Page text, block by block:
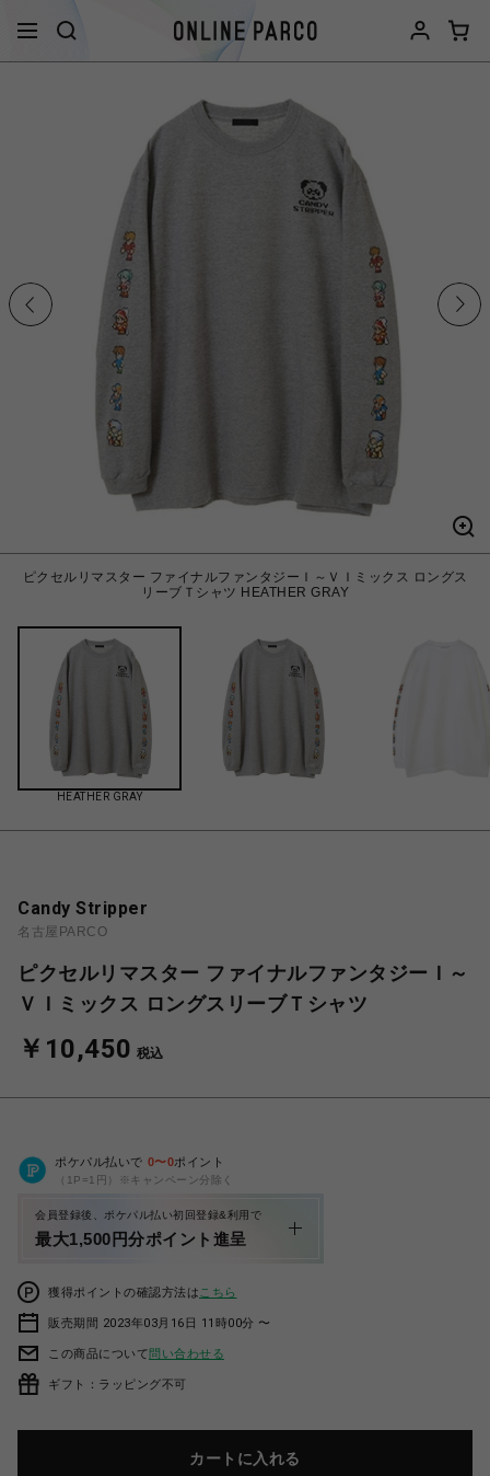
ピクセルリマスター ファイナルファンタジーＩ～ＶＩミックス ロングス
リーブＴシャツ HEATHER GRAY
HEATHER GRAY
Candy Stripper
名古屋PARCO
ピクセルリマスター ファイナルファンタジーＩ～
ＶＩミックス ロングスリーブＴシャツ
￥10,450 税込
ポケパル払いで 0〜0ポイント
（1P=1円）※キャンペーン分除く
会員登録後、ポケパル払い初回登録&利用で
最大1,500円分ポイント進呈
獲得ポイントの確認方法は こちら
販売期間 2023年03月16日 11時00分 〜
この商品について問い合わせる
ギフト：ラッピング不可
カートに入れる